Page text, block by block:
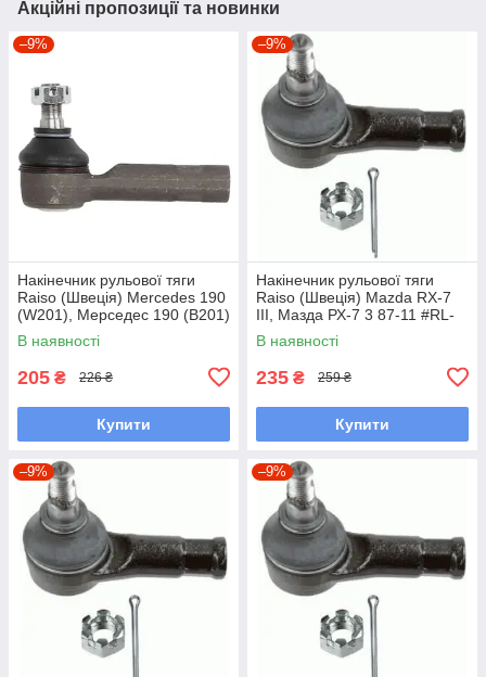
Акційні пропозиції та новинки
–9%
Накінечник рульової тяги
Raiso (Швеція) Mercedes 190
(W201), Мерседес 190 (В201)
82-93 #RL-338110M
UAYXAOD7
В наявності
205 ₴ 226 ₴
Купити
–9%
Накінечник рульової тяги
Raiso (Швеція) Mazda RX-7
III, Мазда РХ-7 3 87-11 #RL-
232280M UAQWNIH7
В наявності
235 ₴ 259 ₴
Купити
–9% –9%